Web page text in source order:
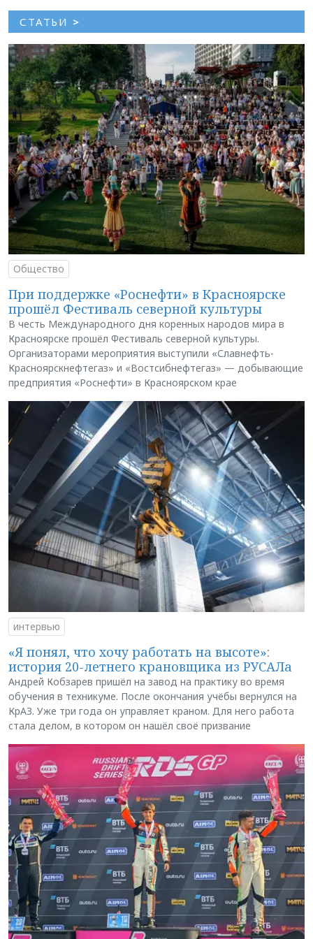
СТАТЬИ >
Общество
При поддержке «Роснефти» в Красноярске
прошёл Фестиваль северной культуры
В честь Международного дня коренных народов мира в
Красноярске прошёл Фестиваль северной культуры.
Организаторами мероприятия выступили «Славнефть-
Красноярскнефтегаз» и «Востсибнефтегаз» — добывающие
предприятия «Роснефти» в Красноярском крае
интервью
«Я понял, что хочу работать на высоте»:
история 20-летнего крановщика из РУСАЛа
Андрей Кобзарев пришёл на завод на практику во время
обучения в техникуме. После окончания учёбы вернулся на
КрАЗ. Уже три года он управляет краном. Для него работа
стала делом, в котором он нашёл своё призвание